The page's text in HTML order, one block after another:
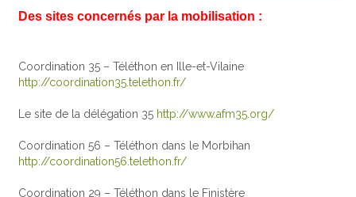
Des sites concernés par la mobilisation :
Coordination 35 – Téléthon en Ille-et-Vilaine
http://coordination35.telethon.fr/
Le site de la délégation 35 http://www.afm35.org/
Coordination 56 – Téléthon dans le Morbihan
http://coordination56.telethon.fr/
Coordination 29 – Téléthon dans le Finistère